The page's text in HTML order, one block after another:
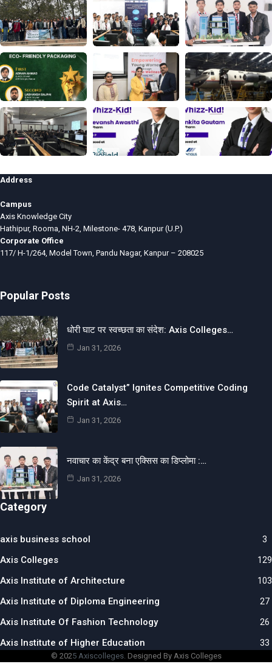
Address
Campus
Axis Knowledge City
Hathipur, Rooma, NH-2, Milestone- 478, Kanpur (U.P.)
Corporate Office
117/ H-1/264, Model Town, Pandu Nagar, Kanpur – 208025
Popular Posts
धोरी घाट पर स्वच्छता का संदेश: Axis Colleges…
Jan 31, 2026
Code Catalyst” Ignites Competitive Coding
Spirit at Axis…
Jan 31, 2026
नवाचार का केंद्र बना एक्सिस का डिप्लोमा :…
Jan 31, 2026
Category
axis business school 3
Axis Colleges 129
Axis Institute of Architecture 103
Axis Institute of Diploma Engineering 27
Axis Institute Of Fashion Technology 26
Axis Institute of Higher Education 33
© 2025 Axiscolleges. Designed By Axis Colleges